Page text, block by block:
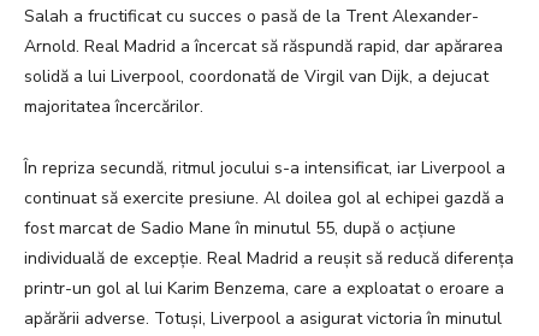
Salah a fructificat cu succes o pasă de la Trent Alexander-
Arnold. Real Madrid a încercat să răspundă rapid, dar apărarea
solidă a lui Liverpool, coordonată de Virgil van Dijk, a dejucat
majoritatea încercărilor.
În repriza secundă, ritmul jocului s-a intensificat, iar Liverpool a
continuat să exercite presiune. Al doilea gol al echipei gazdă a
fost marcat de Sadio Mane în minutul 55, după o acțiune
individuală de excepție. Real Madrid a reușit să reducă diferența
printr-un gol al lui Karim Benzema, care a exploatat o eroare a
apărării adverse. Totuși, Liverpool a asigurat victoria în minutul